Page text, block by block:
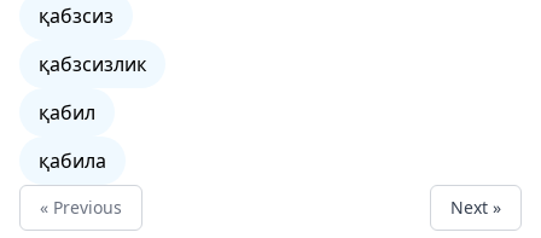
қабзсиз
қабзсизлик
қабил
қабила
« Previous Next »